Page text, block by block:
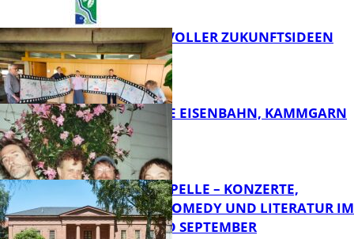
FB Kultur
FB Kultur
FILMROLLE VOLLER ZUKUNFTSIDEEN
FB Kultur
DIE HÖCHSTE EISENBAHN, KAMMGARN
FRIEDENSKAPELLE – KONZERTE,
KABARETT, COMEDY UND LITERATUR IM
AUGUST UND SEPTEMBER